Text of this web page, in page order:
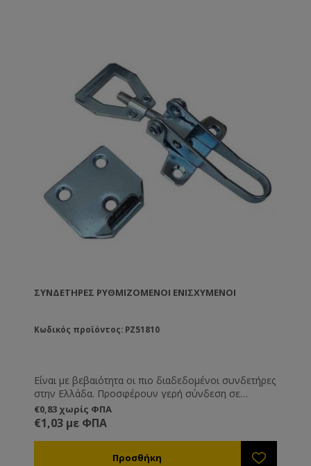
βοήθεια ενός ρολού το οποίο βουτάτε μέσα στο
λιωμένο κερί. TIP: Τα πλαίσια ANEL απολυμαίνονται
σε διάλυμα καυστικής ποτάσας 5% σε θερμοκρασία
ΣΥΝΔΕΤΉΡΕΣ ΡΥΘΜΙΖΌΜΕΝΟΙ ΕΝΙΣΧΥΜΈΝΟΙ
Κωδικός προϊόντος: PZ51810
Είναι με βεβαιότητα οι πιο διαδεδομένοι συνδετήρες
στην Ελλάδα. Προσφέρουν γερή σύνδεση σε
πατώματα, βάσεις και καπάκι, ενώ ρυθμίζονται σε
ύψος. Κατασκευασμένοι από γαλβανισμένο
σίδερο.Ελληνικής κατασκευής.
€0,83 χωρίς ΦΠΑ
€1,03 με ΦΠΑ